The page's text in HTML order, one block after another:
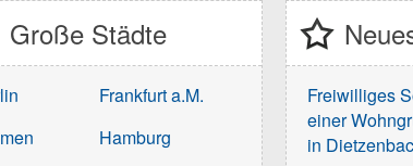
Große Städte
Frankfurt a.M.
Hamburg
Freiwilliges
einer
in